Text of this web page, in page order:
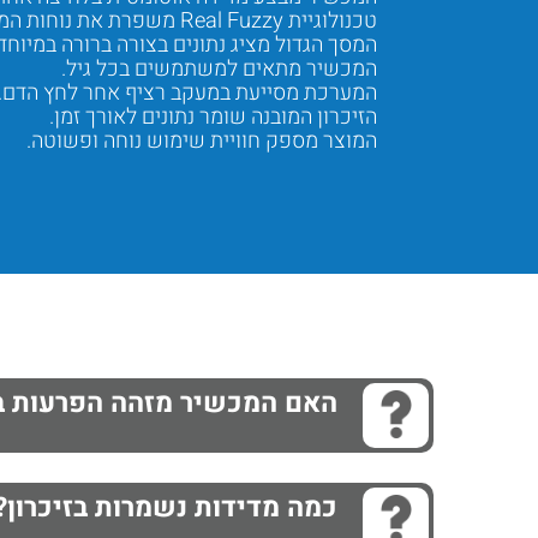
טכנולוגיית Real Fuzzy משפרת את נוחות המדידה.
המסך הגדול מציג נתונים בצורה ברורה
המכשיר מתאים למשתמשים בכל גיל.
המערכת מסייעת במעקב רציף אחר לחץ הדם.
הזיכרון המובנה שומר נתונים לאורך זמן.
המוצר מספק חוויית שימוש נוחה ופשוטה.
האם המכשיר מזהה הפרעות
כמה מדידות נשמרות